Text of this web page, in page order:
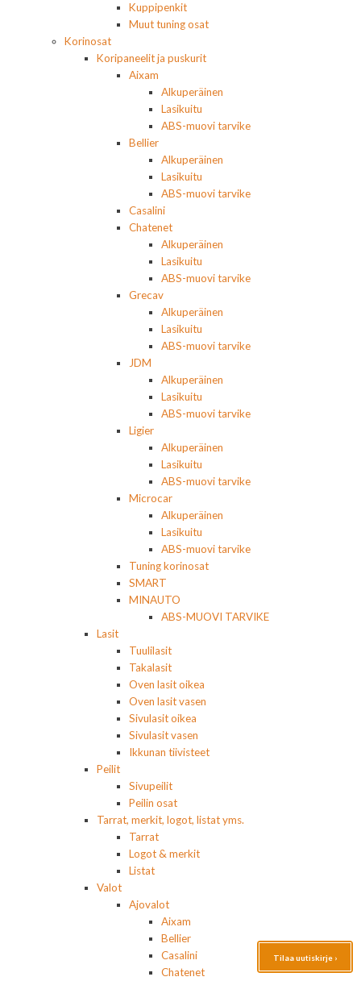
Kuppipenkit
Muut tuning osat
Korinosat
Koripaneelit ja puskurit
Aixam
Alkuperäinen
Lasikuitu
ABS-muovi tarvike
Bellier
Alkuperäinen
Lasikuitu
ABS-muovi tarvike
Casalini
Chatenet
Alkuperäinen
Lasikuitu
ABS-muovi tarvike
Grecav
Alkuperäinen
Lasikuitu
ABS-muovi tarvike
JDM
Alkuperäinen
Lasikuitu
ABS-muovi tarvike
Ligier
Alkuperäinen
Lasikuitu
ABS-muovi tarvike
Microcar
Alkuperäinen
Lasikuitu
ABS-muovi tarvike
Tuning korinosat
SMART
MINAUTO
ABS-MUOVI TARVIKE
Lasit
Tuulilasit
Takalasit
Oven lasit oikea
Oven lasit vasen
Sivulasit oikea
Sivulasit vasen
Ikkunan tiivisteet
Peilit
Sivupeilit
Peilin osat
Tarrat, merkit, logot, listat yms.
Tarrat
Logot & merkit
Listat
Valot
Ajovalot
Aixam
Bellier
Casalini
Chatenet
Tilaa uutiskirje ›